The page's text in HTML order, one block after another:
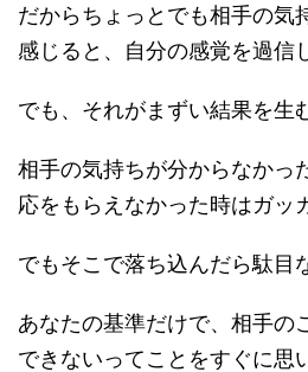
だからちょっとでも相手の気
感じると、自分の感覚を過信
でも、それがまずい結果を生
相手の気持ちが分からなかっ
応をもらえなかった時はガッ
でもそこで落ち込んだら駄目
あなたの基準だけで、相手の
できないってことをすぐに思